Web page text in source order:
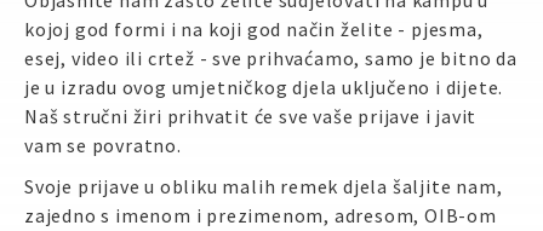
kojoj god formi i na koji god način želite - pjesma,
esej, video ili crtež - sve prihvaćamo, samo je bitno da
je u izradu ovog umjetničkog djela uključeno i dijete.
Naš stručni žiri prihvatit će sve vaše prijave i javit
vam se povratno.
Svoje prijave u obliku malih remek djela šaljite nam,
zajedno s imenom i prezimenom, adresom, OIB-om